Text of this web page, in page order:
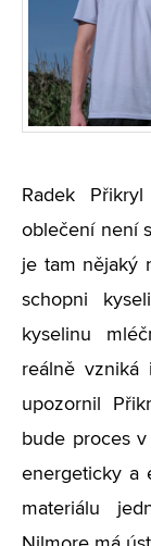
Radek
oblečení není
je tam nějaký
schopni
kyselinu
reálně vzniká
upozornil
bude proces
energeticky a
materiálu